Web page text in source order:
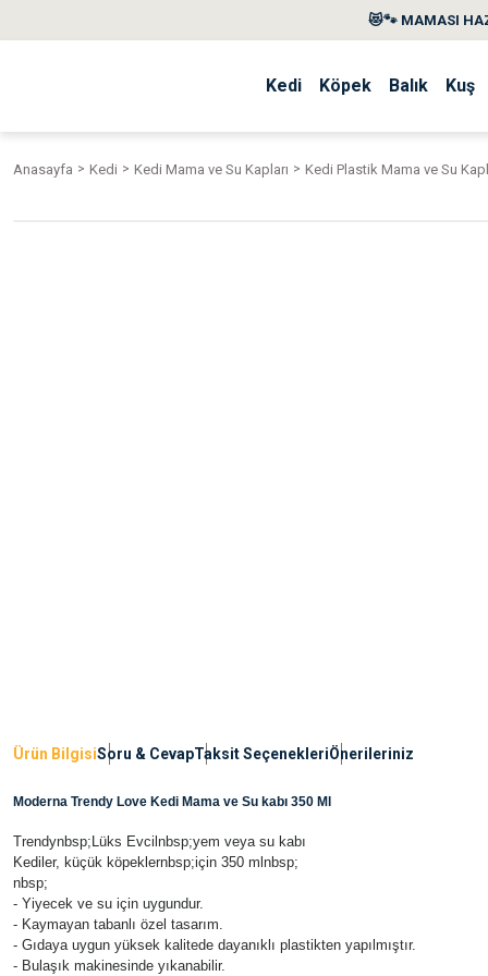
😻🐾 MAMASI
Kedi Köpek Balık Kuş
Anasayfa Kedi Kedi Mama ve Su Kapları Kedi Plastik Mama ve Su
Ürün BilgisiSoru & CevapTaksit SeçenekleriÖnerileriniz
Moderna Trendy Love Kedi Mama ve Su kabı 350 Ml
Trendynbsp;Lüks Evcilnbsp;yem veya su kabı
Kediler, küçük köpeklernbsp;için 350 mlnbsp;
nbsp;
- Yiyecek ve su için uygundur.
- Kaymayan tabanlı özel tasarım.
- Gıdaya uygun yüksek kalitede dayanıklı plastikten yapılmıştır.
- Bulaşık makinesinde yıkanabilir.